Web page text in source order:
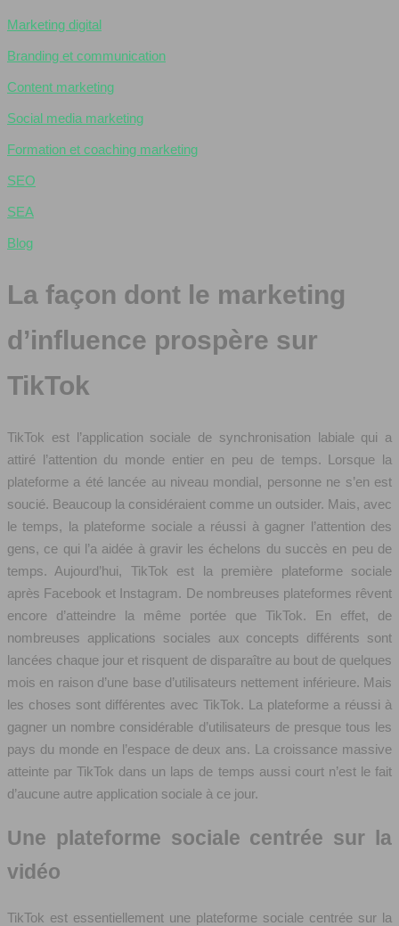
Marketing digital
Branding et communication
Content marketing
Social media marketing
Formation et coaching marketing
SEO
SEA
Blog
La façon dont le marketing
d’influence prospère sur
TikTok
TikTok est l’application sociale de synchronisation labiale qui a
attiré l’attention du monde entier en peu de temps. Lorsque la
plateforme a été lancée au niveau mondial, personne ne s’en est
soucié. Beaucoup la considéraient comme un outsider. Mais, avec
le temps, la plateforme sociale a réussi à gagner l’attention des
gens, ce qui l’a aidée à gravir les échelons du succès en peu de
temps. Aujourd’hui, TikTok est la première plateforme sociale
après Facebook et Instagram. De nombreuses plateformes rêvent
encore d’atteindre la même portée que TikTok. En effet, de
nombreuses applications sociales aux concepts différents sont
lancées chaque jour et risquent de disparaître au bout de quelques
mois en raison d’une base d’utilisateurs nettement inférieure. Mais
les choses sont différentes avec TikTok. La plateforme a réussi à
gagner un nombre considérable d’utilisateurs de presque tous les
pays du monde en l’espace de deux ans. La croissance massive
atteinte par TikTok dans un laps de temps aussi court n’est le fait
d’aucune autre application sociale à ce jour.
Une plateforme sociale centrée sur la
vidéo
TikTok est essentiellement une plateforme sociale centrée sur la